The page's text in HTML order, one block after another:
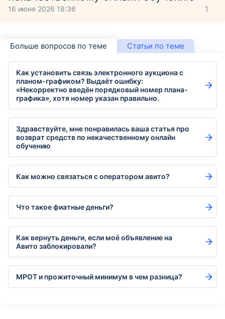
16 июня 2026 18:36 1
Больше вопросов по теме Статьи по теме
Как установить связь электронного аукциона с
планом-графиком? Выдаёт ошибку:
«Некорректно введён порядковый номер плана-
графика», хотя номер указан правильно.
Здравствуйте, мне понравилась ваша статья про
возврат средств по некачественному онлайн
обучению
Как можно связаться с оператором авито?
Что такое фиатные деньги?
Как вернуть деньги, если моё объявление на
Авито заблокировали?
МРОТ и прожиточный минимум в чем разница?